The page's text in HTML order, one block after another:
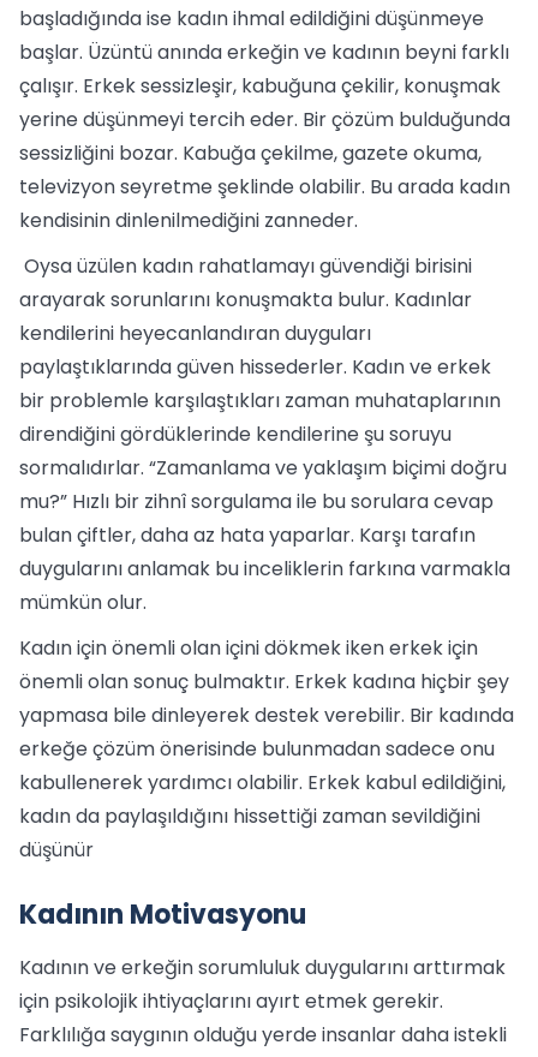
başladığında ise kadın ihmal edildiğini düşünmeye
başlar. Üzüntü anında erkeğin ve kadının beyni farklı
çalışır. Erkek sessizleşir, kabuğuna çekilir, konuşmak
yerine düşünmeyi tercih eder. Bir çözüm bulduğunda
sessizliğini bozar. Kabuğa çekilme, gazete okuma,
televizyon seyretme şeklinde olabilir. Bu arada kadın
kendisinin dinlenilmediğini zanneder.
Oysa üzülen kadın rahatlamayı güvendiği birisini
arayarak sorunlarını konuşmakta bulur. Kadınlar
kendilerini heyecanlandıran duyguları
paylaştıklarında güven hissederler. Kadın ve erkek
bir problemle karşılaştıkları zaman muhataplarının
direndiğini gördüklerinde kendilerine şu soruyu
sormalıdırlar. “Zamanlama ve yaklaşım biçimi doğru
mu?” Hızlı bir zihnî sorgulama ile bu sorulara cevap
bulan çiftler, daha az hata yaparlar. Karşı tarafın
duygularını anlamak bu inceliklerin farkına varmakla
mümkün olur.
Kadın için önemli olan içini dökmek iken erkek için
önemli olan sonuç bulmaktır. Erkek kadına hiçbir şey
yapmasa bile dinleyerek destek verebilir. Bir kadında
erkeğe çözüm önerisinde bulunmadan sadece onu
kabullenerek yardımcı olabilir. Erkek kabul edildiğini,
kadın da paylaşıldığını hissettiği zaman sevildiğini
düşünür
Kadının Motivasyonu
Kadının ve erkeğin sorumluluk duygularını arttırmak
için psikolojik ihtiyaçlarını ayırt etmek gerekir.
Farklılığa saygının olduğu yerde insanlar daha istekli